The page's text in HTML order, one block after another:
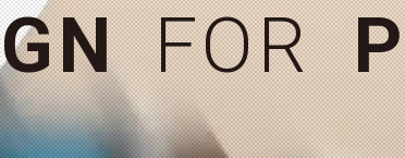
GN FOR P